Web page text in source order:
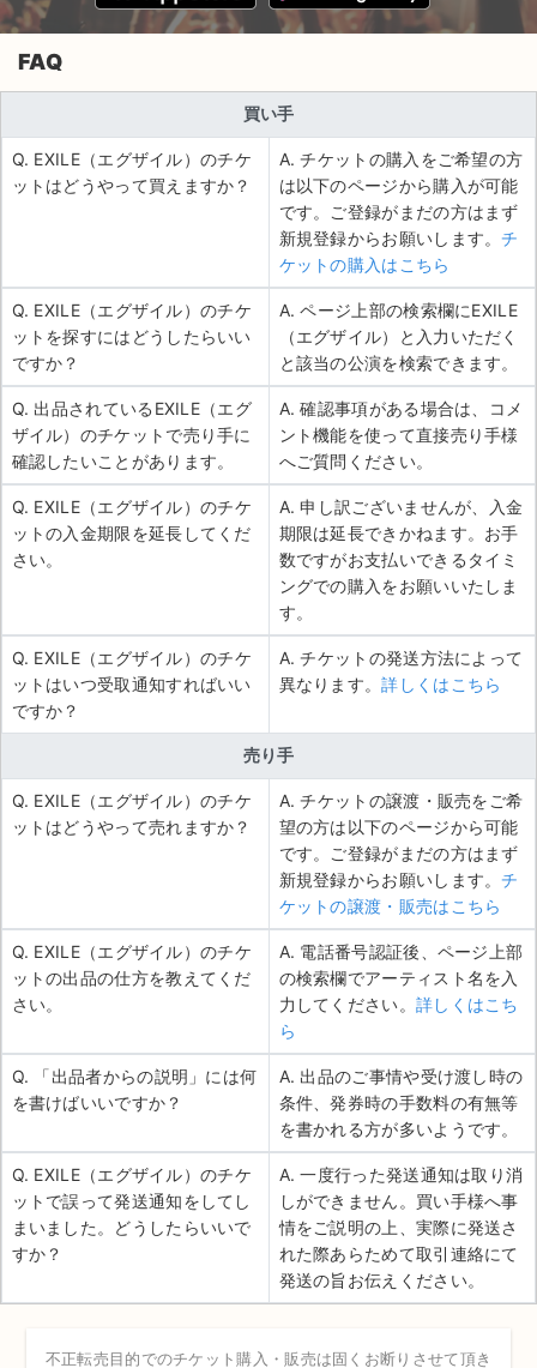
FAQ
買い手
Q. EXILE（エグザイル）のチケ
ットはどうやって買えますか？
A. チケットの購入をご希望の方
は以下のページから購入が可能
です。ご登録がまだの方はまず
新規登録からお願いします。チ
ケットの購入はこちら
Q. EXILE（エグザイル）のチケ
ットを探すにはどうしたらいい
ですか？
A. ページ上部の検索欄にEXILE
（エグザイル）と入力いただく
と該当の公演を検索できます。
Q. 出品されているEXILE（エグ
ザイル）のチケットで売り手に
確認したいことがあります。
A. 確認事項がある場合は、コメ
ント機能を使って直接売り手様
へご質問ください。
Q. EXILE（エグザイル）のチケ
ットの入金期限を延長してくだ
さい。
A. 申し訳ございませんが、入金
期限は延長できかねます。お手
数ですがお支払いできるタイミ
ングでの購入をお願いいたしま
す。
Q. EXILE（エグザイル）のチケ
ットはいつ受取通知すればいい
ですか？
A. チケットの発送方法によって
異なります。詳しくはこちら
売り手
Q. EXILE（エグザイル）のチケ
ットはどうやって売れますか？
A. チケットの譲渡・販売をご希
望の方は以下のページから可能
です。ご登録がまだの方はまず
新規登録からお願いします。チ
ケットの譲渡・販売はこちら
Q. EXILE（エグザイル）のチケ
ットの出品の仕方を教えてくだ
さい。
A. 電話番号認証後、ページ上部
の検索欄でアーティスト名を入
力してください。 詳しくはこち
ら
Q. 「出品者からの説明」には何
を書けばいいですか？
A. 出品のご事情や受け渡し時の
条件、発券時の手数料の有無等
を書かれる方が多いようです。
Q. EXILE（エグザイル）のチケ
ットで誤って発送通知をしてし
まいました。どうしたらいいで
すか？
A. 一度行った発送通知は取り消
しができません。買い手様へ事
情をご説明の上、実際に発送さ
れた際あらためて取引連絡にて
発送の旨お伝えください。
不正転売目的でのチケット購入・販売は固くお断りさせて頂き